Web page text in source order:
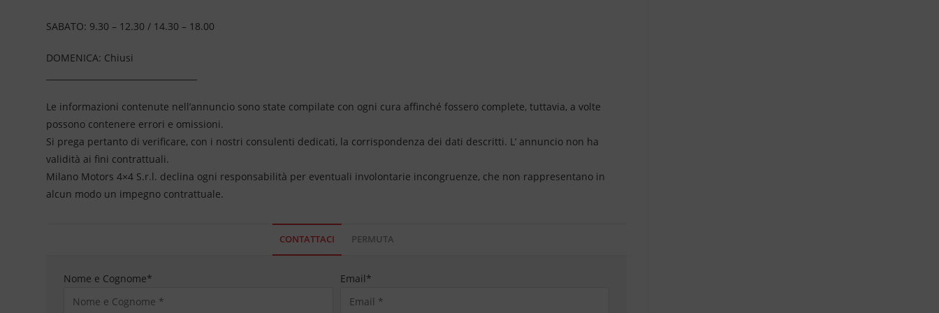
SABATO: 9.30 – 12.30 / 14.30 – 18.00
DOMENICA: Chiusi
Le informazioni contenute nell’annuncio sono state compilate con ogni cura affinché fossero complete, tuttavia, a volte
possono contenere errori e omissioni.
Si prega pertanto di verificare, con i nostri consulenti dedicati, la corrispondenza dei dati descritti. L’ annuncio non ha
validità ai fini contrattuali.
Milano Motors 4×4 S.r.l. declina ogni responsabilità per eventuali involontarie incongruenze, che non rappresentano in
alcun modo un impegno contrattuale.
CONTATTACI PERMUTA
Nome e Cognome* Email*